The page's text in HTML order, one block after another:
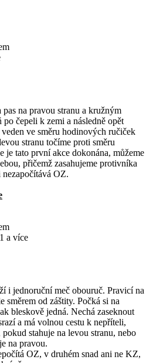
na pravou stranu a kružným
po čepeli k zemi a následně opět
ve směru hodinových ručiček
stranu točíme proti směru
je tato první akce dokonána, můžeme
přičemž zasahujeme protivníka
OZ.
a více
i jednoruční meč obouruč. Pravicí na
směrem od záštity. Počká si na
bleskově jedná. Nechá zaseknout
a má volnou cestu k nepříteli,
stahuje na levou stranu, nebo
na pravou.
OZ, v druhém snad ani ne KZ,